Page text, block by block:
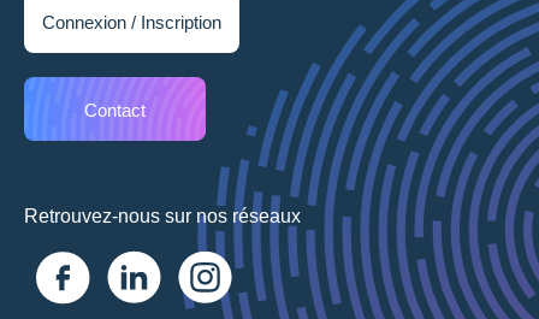
Connexion / Inscription
Contact
Retrouvez-nous sur nos réseaux